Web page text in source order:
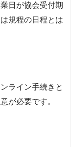
日が協会受付期
規程の日程とは
ライン手続きと
が必要です。